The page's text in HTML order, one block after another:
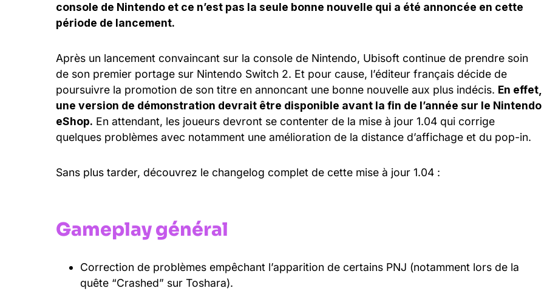
console de Nintendo et ce n’est pas la seule bonne nouvelle qui a été annoncée en cette
période de lancement.
Après un lancement convaincant sur la console de Nintendo, Ubisoft continue de prendre soin
de son premier portage sur Nintendo Switch 2. Et pour cause, l’éditeur français décide de
poursuivre la promotion de son titre en annoncant une bonne nouvelle aux plus indécis. En effet,
une version de démonstration devrait être disponible avant la fin de l’année sur le Nintendo
eShop. En attendant, les joueurs devront se contenter de la mise à jour 1.04 qui corrige
quelques problèmes avec notamment une amélioration de la distance d’affichage et du pop-in.
Sans plus tarder, découvrez le changelog complet de cette mise à jour 1.04 :
Gameplay général
Correction de problèmes empêchant l’apparition de certains PNJ (notamment lors de la
quête “Crashed” sur Toshara).